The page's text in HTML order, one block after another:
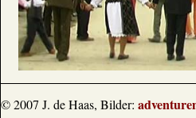
© 2007 J. de Haas, Bilder: